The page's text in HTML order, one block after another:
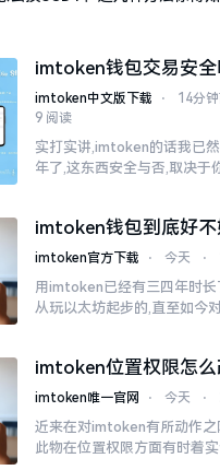
imtoken钱包交易安全
用户的一些心里话
imtoken中文版下载 ⋅ 14分
9 阅读
实打实讲,imtoken的话我已
年了,这东西安全与否,取决于
睹过非常多的人
imtoken钱包到底好不
老玩家说说真实体验
imtoken官方下载 ⋅ 今天 ⋅
用imtoken已经有三四年时长
从玩以太坊起步的,直至如今对
imtoken位置权限怎么
把手教你搞定
imtoken唯一官网 ⋅ 今天 ⋅
近来在对imtoken有所动作之
此物在位置权限方面有时着实